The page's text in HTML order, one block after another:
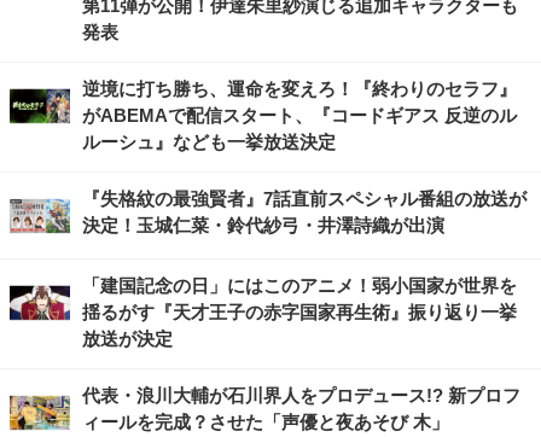
第11弾が公開！伊達朱里紗演じる追加キャラクターも
発表
逆境に打ち勝ち、運命を変えろ！『終わりのセラフ』
がABEMAで配信スタート、『コードギアス 反逆のル
ルーシュ』なども一挙放送決定
『失格紋の最強賢者』7話直前スペシャル番組の放送が
決定！玉城仁菜・鈴代紗弓・井澤詩織が出演
「建国記念の日」にはこのアニメ！弱小国家が世界を
揺るがす『天才王子の赤字国家再生術』振り返り一挙
放送が決定
代表・浪川大輔が石川界人をプロデュース!? 新プロフ
ィールを完成？させた「声優と夜あそび 木」